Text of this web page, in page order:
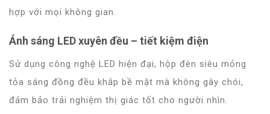
hợp với mọi không gian.
Ánh sáng LED xuyên đều – tiết kiệm điện
Sử dụng công nghệ LED hiện đại, hộp đèn siêu mỏng
tỏa sáng đồng đều khắp bề mặt mà không gây chói,
đảm bảo trải nghiệm thị giác tốt cho người nhìn.